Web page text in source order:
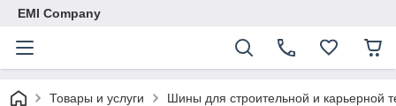
EMI Company
Товары и услуги Шины для строительной и карьерной